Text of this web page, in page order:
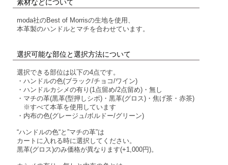
素材などについて
moda社のBest of Morrisの生地を使用、
本革製のハンドルとマチを合わせています。
選択可能な部位と選択方法について
選択できる部位は以下の4点です。
・ハンドルの色(ブラック/チョコ/ワイン)
・ハンドルカシメの有り(1点留め/2点留め)・無し
・マチの革(黒革(型押しシボ)・黒革(グロス)・焦げ茶・赤茶)
※すべて本革を使用しています
・内布の色(グレージュ/ボルドー/グリーン)
“ハンドルの色“と”マチの革”は
カートに入れる時に選択してください。
黒革(グロス)のみ価格が異なります(+1,000円)。